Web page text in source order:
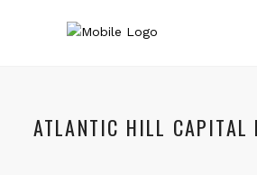
ATLANTIC HILL CAPITAL